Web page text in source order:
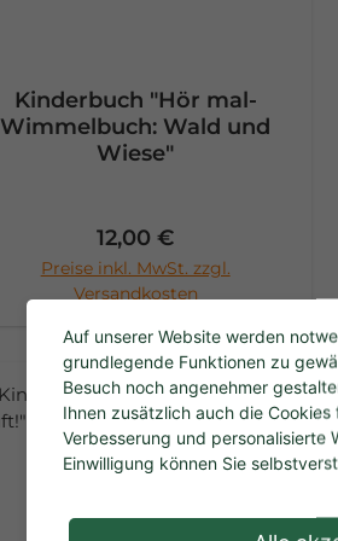
Kinderbuch "Hör mal-
Wimmelbuch: Wald und
Wiese"
Regulärer Preis:
12,00 €
Preise inkl. MwSt. zzgl.
Versandkosten
In den Warenkorb
Auf unserer Website werden
grundlegende Funktionen zu
Besuch noch angenehmer
Ihnen zusätzlich auch die
Verbesserung und personalisierte
Einwilligung können Sie